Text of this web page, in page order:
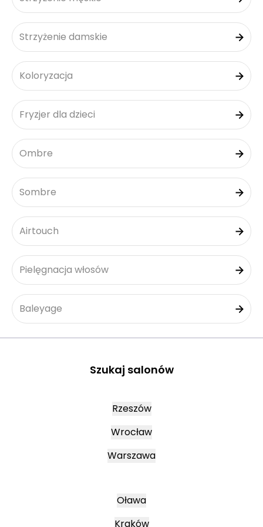
Strzyżenie damskie
Koloryzacja
Fryzjer dla dzieci
Ombre
Sombre
Airtouch
Pielęgnacja włosów
Baleyage
Szukaj salonów
Rzeszów
Wrocław
Warszawa
Oława
Kraków